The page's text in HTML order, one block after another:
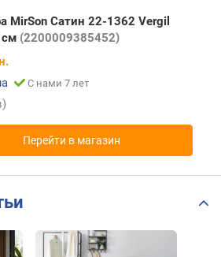
MirSon Сатин 22-1362 Vergil
см (2200009385452)
С нами 7 лет
Перейти в магазин